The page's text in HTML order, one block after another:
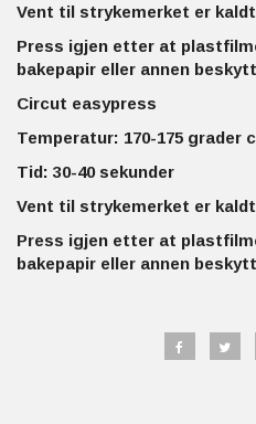
Vent til strykemerket er
Press igjen etter at
bakepapir eller annen
Circut easypress
Temperatur: 170-175 grader
Tid: 30-40 sekunder
Vent til strykemerket er
Press igjen etter at
bakepapir eller annen